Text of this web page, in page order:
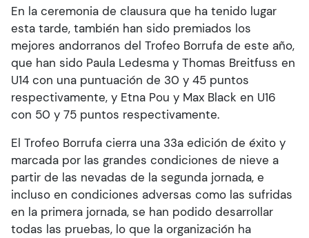
En la ceremonia de clausura que ha tenido lugar
esta tarde, también han sido premiados los
mejores andorranos del Trofeo Borrufa de este año,
que han sido Paula Ledesma y Thomas Breitfuss en
U14 con una puntuación de 30 y 45 puntos
respectivamente, y Etna Pou y Max Black en U16
con 50 y 75 puntos respectivamente.
El Trofeo Borrufa cierra una 33a edición de éxito y
marcada por las grandes condiciones de nieve a
partir de las nevadas de la segunda jornada, e
incluso en condiciones adversas como las sufridas
en la primera jornada, se han podido desarrollar
todas las pruebas, lo que la organización ha